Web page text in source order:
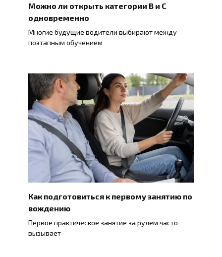
Можно ли открыть категории B и C
одновременно
Многие будущие водители выбирают между
поэтапным обучением
Как подготовиться к первому занятию по
вождению
Первое практическое занятие за рулем часто
вызывает